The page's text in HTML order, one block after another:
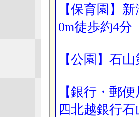
【保育園】
0m徒歩約4分
【公園】石
【銀行・郵
四北越銀行